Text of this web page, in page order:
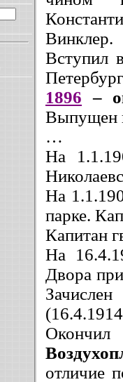
Винклер.
Вступил
1896 –
Выпущен
…
На
На
парке.
Капитан
На
Двора
Окончил
отличие